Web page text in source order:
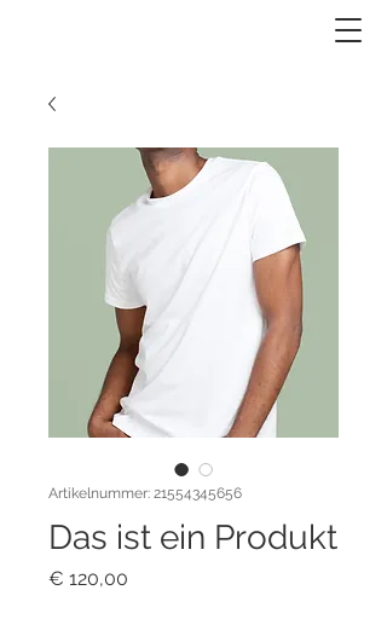
Artikelnummer: 21554345656
Das ist ein Produkt
€ 120,00